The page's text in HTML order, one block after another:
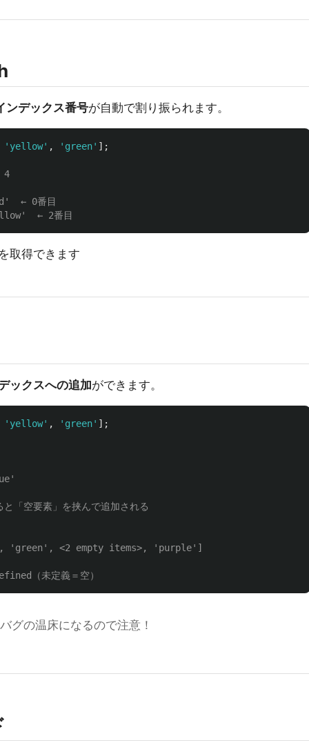
ンデックス番号が自動で割り振られます。
' yellow' , ' green' ];
← 0番目
← 2番目
取得できます
ックスへの追加ができます。
' yellow' , ' green' ];
「空要素」を挟んで追加される
<2 empty items>, 'purple']
（未定義＝空）
グの温床になるので注意！